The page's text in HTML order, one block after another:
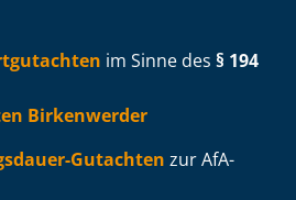
im Sinne des § 194
Birkenwerder
Gutachten zur AfA-